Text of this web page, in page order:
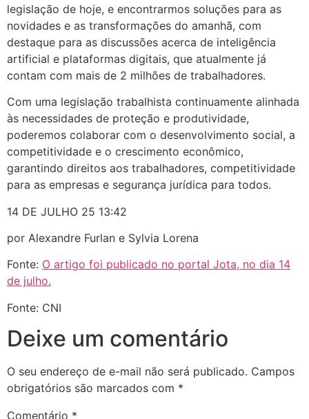
legislação de hoje, e encontrarmos soluções para as
novidades e as transformações do amanhã, com
destaque para as discussões acerca de inteligência
artificial e plataformas digitais, que atualmente já
contam com mais de 2 milhões de trabalhadores.
Com uma legislação trabalhista continuamente alinhada
às necessidades de proteção e produtividade,
poderemos colaborar com o desenvolvimento social, a
competitividade e o crescimento econômico,
garantindo direitos aos trabalhadores, competitividade
para as empresas e segurança jurídica para todos.
14 DE JULHO 25 13:42
por Alexandre Furlan e Sylvia Lorena
Fonte: O artigo foi publicado no portal Jota, no dia 14
de julho.
Fonte: CNI
Deixe um comentário
O seu endereço de e-mail não será publicado. Campos
obrigatórios são marcados com *
Comentário *